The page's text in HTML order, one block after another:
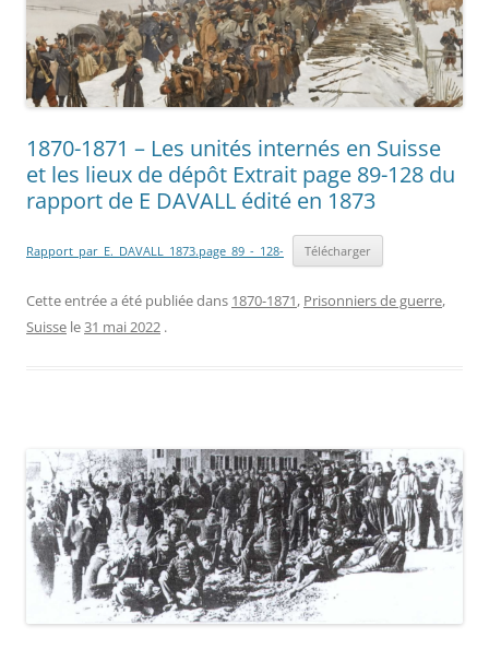
1870-1871 – Les unités internés en Suisse
et les lieux de dépôt Extrait page 89-128 du
rapport de E DAVALL édité en 1873
Rapport_par_E._DAVALL_1873.page_89_-_128- Télécharger
Cette entrée a été publiée dans 1870-1871, Prisonniers de guerre,
Suisse le31 mai 2022 .